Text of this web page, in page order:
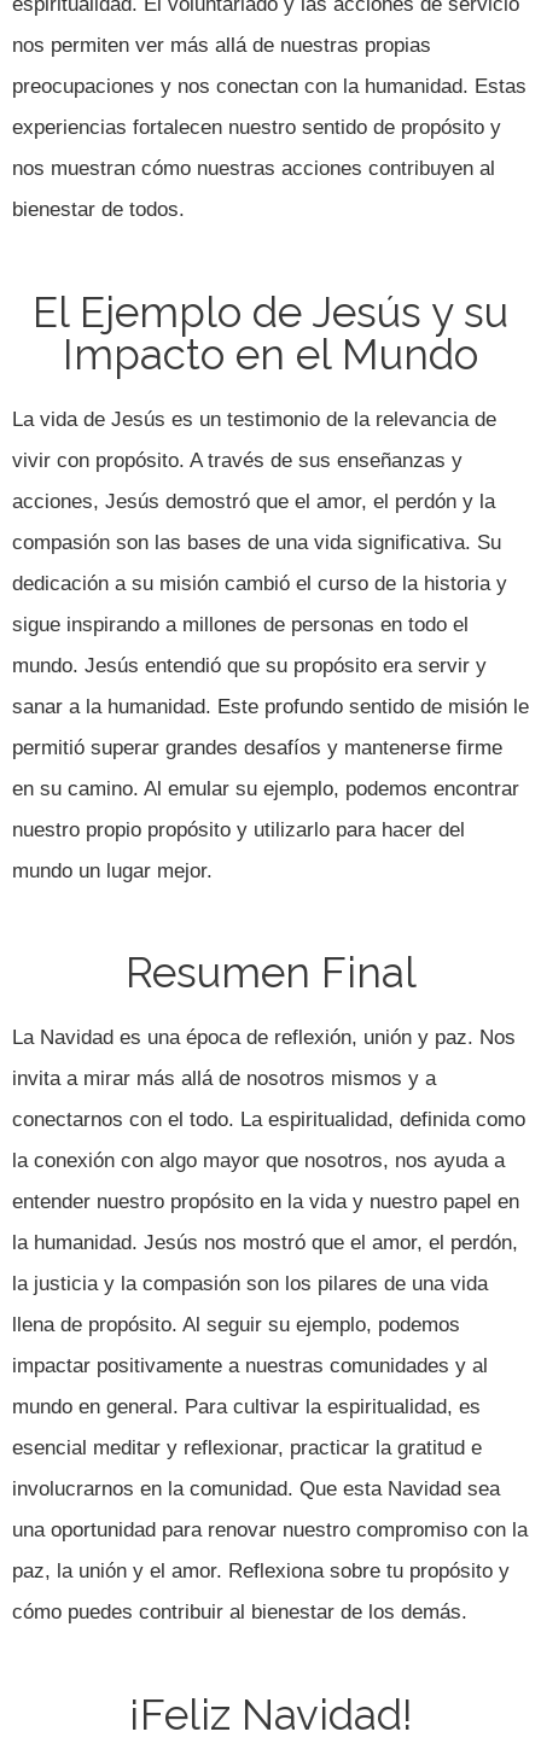
nos permiten ver más allá de nuestras propias
preocupaciones y nos conectan con la humanidad. Estas
experiencias fortalecen nuestro sentido de propósito y
nos muestran cómo nuestras acciones contribuyen al
bienestar de todos.
El Ejemplo de Jesús y su
Impacto en el Mundo
La vida de Jesús es un testimonio de la relevancia de
vivir con propósito. A través de sus enseñanzas y
acciones, Jesús demostró que el amor, el perdón y la
compasión son las bases de una vida significativa. Su
dedicación a su misión cambió el curso de la historia y
sigue inspirando a millones de personas en todo el
mundo. Jesús entendió que su propósito era servir y
sanar a la humanidad. Este profundo sentido de misión le
permitió superar grandes desafíos y mantenerse firme
en su camino. Al emular su ejemplo, podemos encontrar
nuestro propio propósito y utilizarlo para hacer del
mundo un lugar mejor.
Resumen Final
La Navidad es una época de reflexión, unión y paz. Nos
invita a mirar más allá de nosotros mismos y a
conectarnos con el todo. La espiritualidad, definida como
la conexión con algo mayor que nosotros, nos ayuda a
entender nuestro propósito en la vida y nuestro papel en
la humanidad. Jesús nos mostró que el amor, el perdón,
la justicia y la compasión son los pilares de una vida
llena de propósito. Al seguir su ejemplo, podemos
impactar positivamente a nuestras comunidades y al
mundo en general. Para cultivar la espiritualidad, es
esencial meditar y reflexionar, practicar la gratitud e
involucrarnos en la comunidad. Que esta Navidad sea
una oportunidad para renovar nuestro compromiso con la
paz, la unión y el amor. Reflexiona sobre tu propósito y
cómo puedes contribuir al bienestar de los demás.
¡Feliz Navidad!